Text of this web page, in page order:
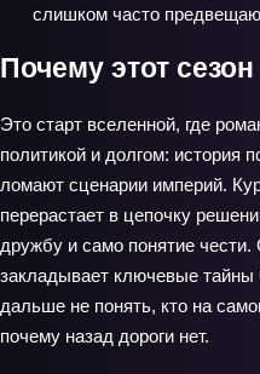
слишком часто
Почему этот
Это старт вселенной, где
политикой и долгом: история
ломают сценарии империй.
перерастает в цепочку
дружбу и само понятие
закладывает ключевые
дальше не понять, кто на
почему назад дороги нет.